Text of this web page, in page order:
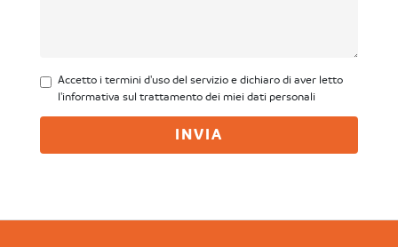
Accetto i termini d'uso del servizio e dichiaro di aver letto
l'informativa sul trattamento dei miei dati personali
INVIA